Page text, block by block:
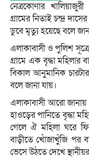
নেত্রকোণার
গ্রামের নিতাই চন্দ্র
ডুবে মৃত্যু হয়েছে বলে
এলাকাবাসী ও পুলিশ
গ্রামে এক বৃদ্ধা মহিলার
বিকাল আনুমানিক
বলে জানা যায়।
এলাকাবাসী আরো জানায়
হাওড়ের পানিতে বৃদ্ধা
গেলে ঐ মহিলা ঘরে
বাড়ীতে খোঁজাখুঁজি পর
ভেসে উঠতে দেখে